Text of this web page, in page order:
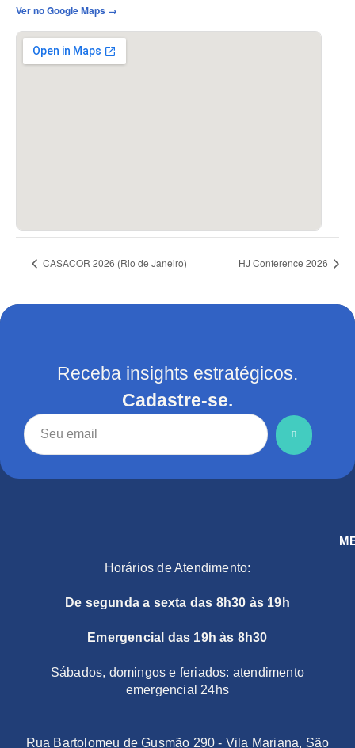
Ver no Google Maps →
CASACOR 2026 (Rio de Janeiro) HJ Conference 2026
Receba insights estratégicos.
Cadastre-se.
Horários de Atendimento:
De segunda a sexta das 8h30 às 19h
Emergencial das 19h às 8h30
Sábados, domingos e feriados: atendimento
emergencial 24hs
Rua Bartolomeu de Gusmão 290 - Vila Mariana, São